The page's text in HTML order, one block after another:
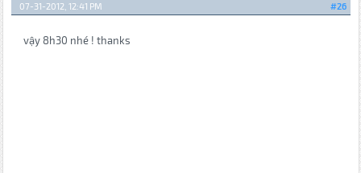
#26
07-31-2012, 12:41 PM
vậy 8h30 nhé ! thanks